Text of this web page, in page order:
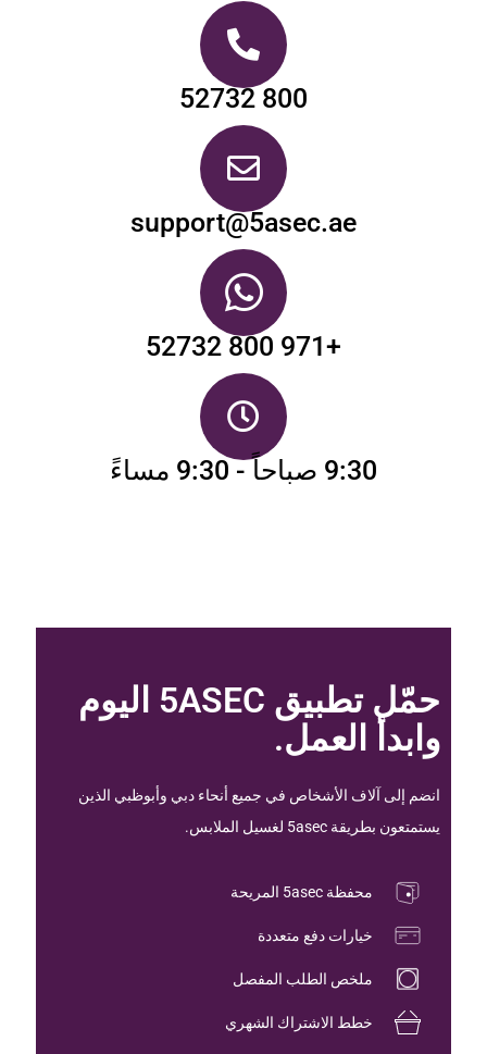
800 52732
support@5asec.ae
+971 800 52732
9:30 صباحاً - 9:30 مساءً
حمّل تطبيق 5ASEC اليوم
وابدأ العمل.
انضم إلى آلاف الأشخاص في جميع أنحاء دبي وأبوظبي الذين
يستمتعون بطريقة 5asec لغسيل الملابس.
محفظة 5asec المريحة
خيارات دفع متعددة
ملخص الطلب المفصل
خطط الاشتراك الشهري